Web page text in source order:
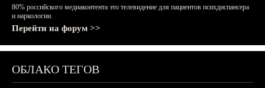
80% российского медиаконтента это телевидение для пациентов психдиспансера
и наркологии.
Перейти на форум >>
ОБЛАКО ТЕГОВ